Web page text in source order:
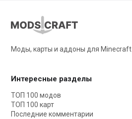
Моды, карты и аддоны для Minecraft
Интересные разделы
ТОП 100 модов
ТОП 100 карт
Последние комментарии